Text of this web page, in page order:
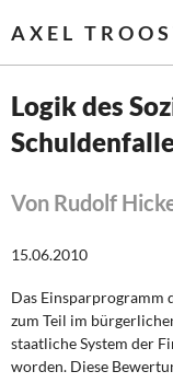
AXEL
Startseite
Themen
Leitlinien linker
Wirtschaftspolitik
Steuer- und
Logik des
Von Rudolf
15.06.2010
Das Einsparprogramm
zum Teil im
staatliche System der
worden. Diese